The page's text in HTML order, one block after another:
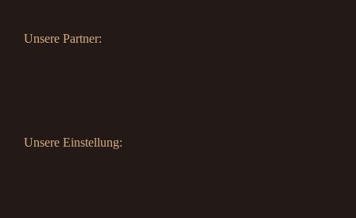
Unsere Partner:
Unsere Einstellung: